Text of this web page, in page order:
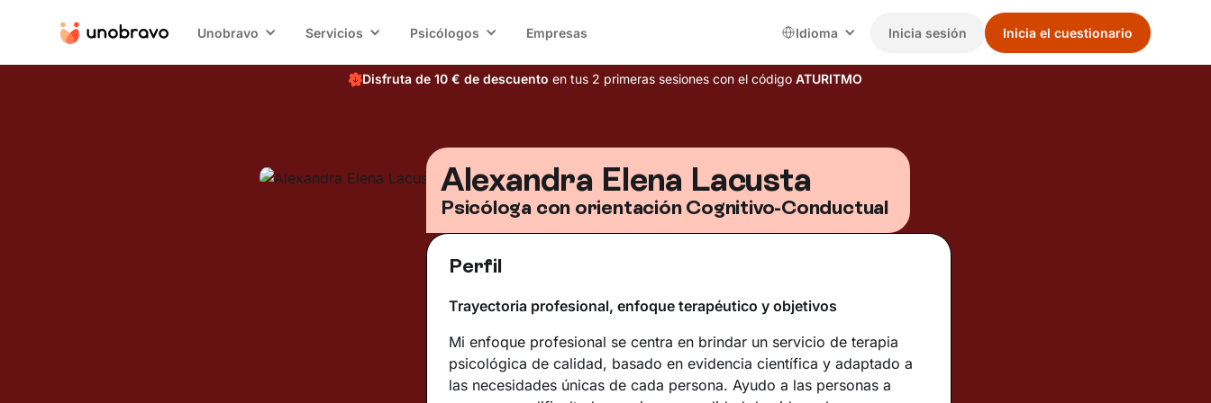
Unobravo Servicios Psicólogos Empresas Idioma Inicia sesión Inicia el cuestionario
Disfruta de 10 € de descuento en tus 2 primeras sesiones con el código ATURITMO
Alexandra Elena Lacusta
Psicóloga con orientación Cognitivo-Conductual
Perfil
Trayectoria profesional, enfoque terapéutico y objetivos
Mi enfoque profesional se centra en brindar un servicio de terapia
psicológica de calidad, basado en evidencia científica y adaptado a
las necesidades únicas de cada persona. Ayudo a las personas a